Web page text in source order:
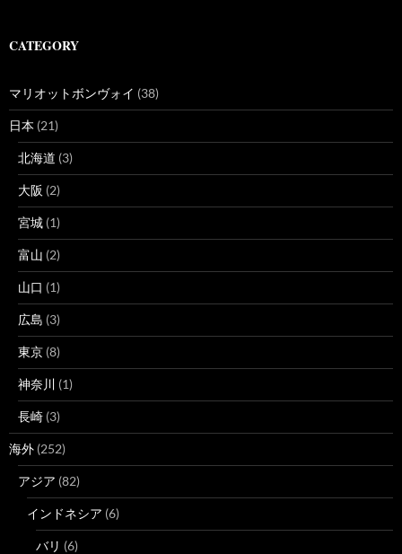
CATEGORY
マリオットボンヴォイ (38)
日本 (21)
北海道 (3)
大阪 (2)
宮城 (1)
富山 (2)
山口 (1)
広島 (3)
東京 (8)
神奈川 (1)
長崎 (3)
海外 (252)
アジア (82)
インドネシア (6)
バリ (6)